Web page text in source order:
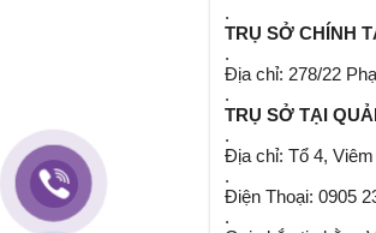
.
TRỤ SỞ CHÍNH
.
Địa chỉ: 278/22
.
TRỤ SỞ TẠI
.
Địa chỉ: Tổ 4,
.
Điện Thoại: 0905
.